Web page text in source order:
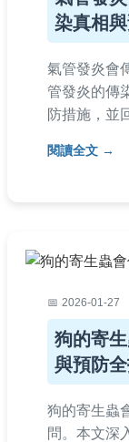
染真相
氣管發炎會
管發炎的傳
防措施，並
識，提供實
閱讀全文
2026-01-27
狗的寄
與預防
狗的寄生蟲
問。本文深